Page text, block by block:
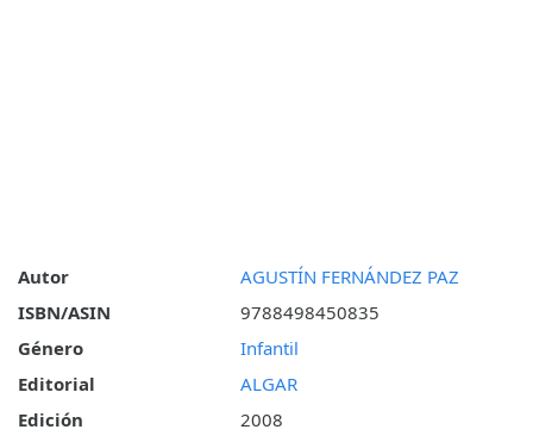
Autor
AGUSTÍN FERNÁNDEZ PAZ
ISBN/ASIN
9788498450835
Género
Infantil
Editorial
ALGAR
Edición
2008